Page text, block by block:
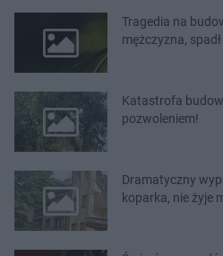
Tragedia na
mężczyzna,
Katastrofa
pozwoleniem!
Dramatyczny
koparka, nie żyje